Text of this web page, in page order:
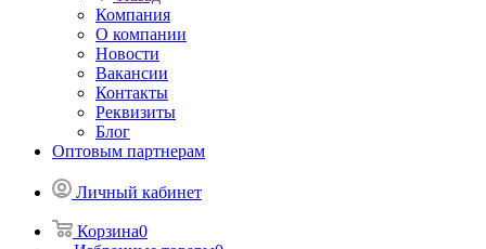
Компания
О компании
Новости
Вакансии
Контакты
Реквизиты
Блог
Оптовым партнерам
Личный кабинет
Корзина0